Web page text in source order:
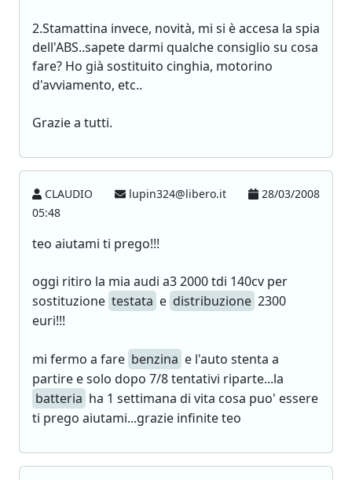
2.Stamattina invece, novità, mi si è accesa la spia
dell'ABS..sapete darmi qualche consiglio su cosa
fare? Ho già sostituito cinghia, motorino
d'avviamento, etc..
Grazie a tutti.
CLAUDIO lupin324@libero.it
28/03/2008
05:48
teo aiutami ti prego!!!
oggi ritiro la mia audi a3 2000 tdi 140cv per
sostituzione testata e distribuzione 2300
euri!!!
mi fermo a fare benzina e l'auto stenta a
partire e solo dopo 7/8 tentativi riparte...la
batteria ha 1 settimana di vita cosa puo' essere
ti prego aiutami...grazie infinite teo